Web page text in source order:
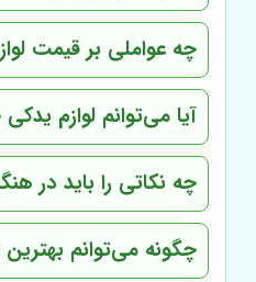
چه عواملی بر قیمت
آیا می‌توانم لوازم
چه نکاتی را باید در
چگونه می‌توانم